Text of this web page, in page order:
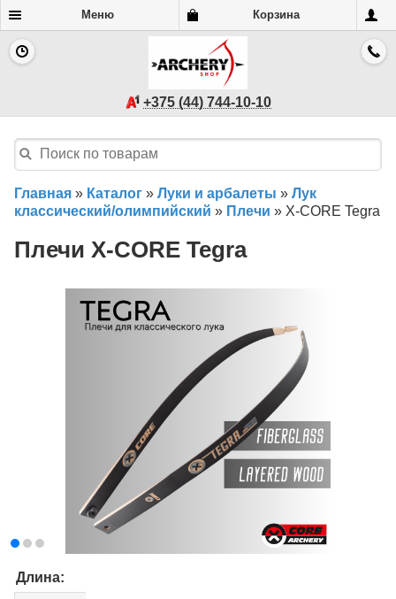
Меню Корзина
+375 (44) 744-10-10
Главная » Каталог » Луки и арбалеты » Лук
классический/олимпийский » Плечи » X-CORE Tegra
Плечи X-CORE Tegra
Длина: